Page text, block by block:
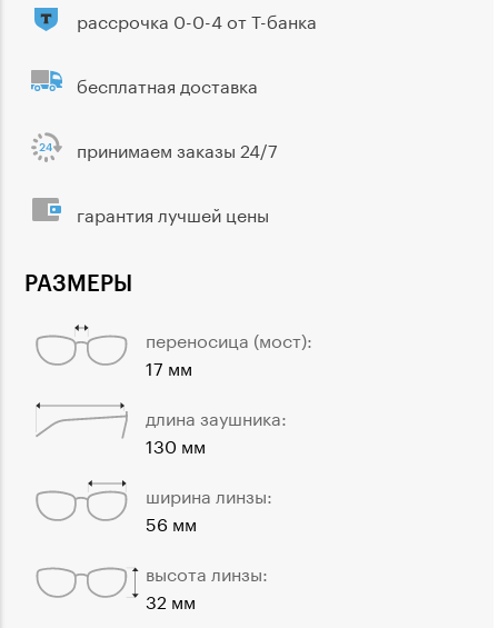
РАЗМЕРЫ
переносица (мост):
17 мм
длина заушника:
130 мм
ширина линзы:
56 мм
высота линзы:
32 мм
рассрочка 0-0-4 от Т-банка
бесплатная доставка
принимаем заказы 24/7
гарантия лучшей цены